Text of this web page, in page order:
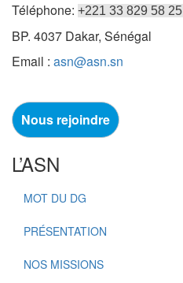
Téléphone: +221 33 829 58 25
BP. 4037 Dakar, Sénégal
Email : asn@asn.sn
Nous rejoindre
L’ASN
MOT DU DG
PRÉSENTATION
NOS MISSIONS